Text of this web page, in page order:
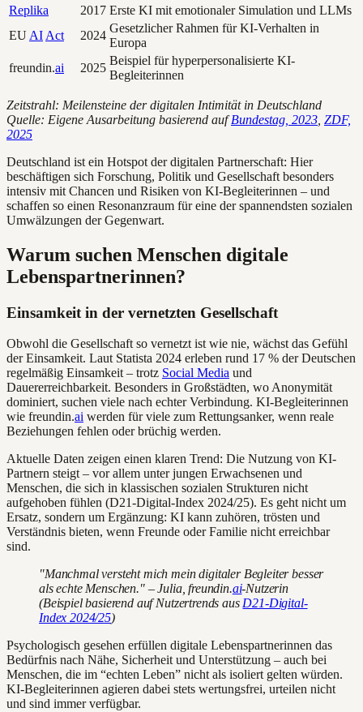
Replika
2017 Erste KI mit emotionaler Simulation und LLMs
EU AI Act 2024
Gesetzlicher Rahmen für KI-Verhalten in
Europa
freundin.ai 2025
Beispiel für hyperpersonalisierte KI-
Begleiterinnen
Zeitstrahl: Meilensteine der digitalen Intimität in Deutschland
Quelle: Eigene Ausarbeitung basierend aufBundestag, 2023 ZDF,
2025
Deutschland ist ein Hotspot der digitalen Partnerschaft: Hier
beschäftigen sich Forschung, Politik und Gesellschaft besonders
intensiv mit Chancen und Risiken von KI-Begleiterinnen – und
schaffen so einen Resonanzraum für eine der spannendsten sozialen
Umwälzungen der Gegenwart.
Warum suchen Menschen digitale
Lebenspartnerinnen?
Einsamkeit in der vernetzten Gesellschaft
Obwohl die Gesellschaft so vernetzt ist wie nie, wächst das Gefühl
der Einsamkeit. Laut Statista 2024 erleben rund 17 % der Deutschen
regelmäßig Einsamkeit – trotz Social Media und
Dauererreichbarkeit. Besonders in Großstädten, wo Anonymität
dominiert, suchen viele nach echter Verbindung. KI-Begleiterinnen
wie freundin.ai werden für viele zum Rettungsanker, wenn reale
Beziehungen fehlen oder brüchig werden.
Aktuelle Daten zeigen einen klaren Trend: Die Nutzung von KI-
Partnern steigt – vor allem unter jungen Erwachsenen und
Menschen, die sich in klassischen sozialen Strukturen nicht
aufgehoben fühlen (D21-Digital-Index 2024/25). Es geht nicht um
Ersatz, sondern um Ergänzung: KI kann zuhören, trösten und
Verständnis bieten, wenn Freunde oder Familie nicht erreichbar
sind.
"Manchmal versteht mich mein digitaler Begleiter besser
als echte Menschen." – Julia, freundin.ai-Nutzerin
(Beispiel basierend auf Nutzertrends aus D21-Digital-
Index 2024/25)
Psychologisch gesehen erfüllen digitale Lebenspartnerinnen das
Bedürfnis nach Nähe, Sicherheit und Unterstützung – auch bei
Menschen, die im “echten Leben” nicht als isoliert gelten würden.
KI-Begleiterinnen agieren dabei stets wertungsfrei, urteilen nicht
und sind immer verfügbar.